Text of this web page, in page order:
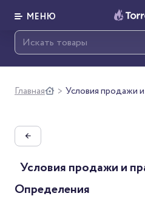
МЕНЮ
Главная > Условия продажи
←
Условия продажи и
Определения